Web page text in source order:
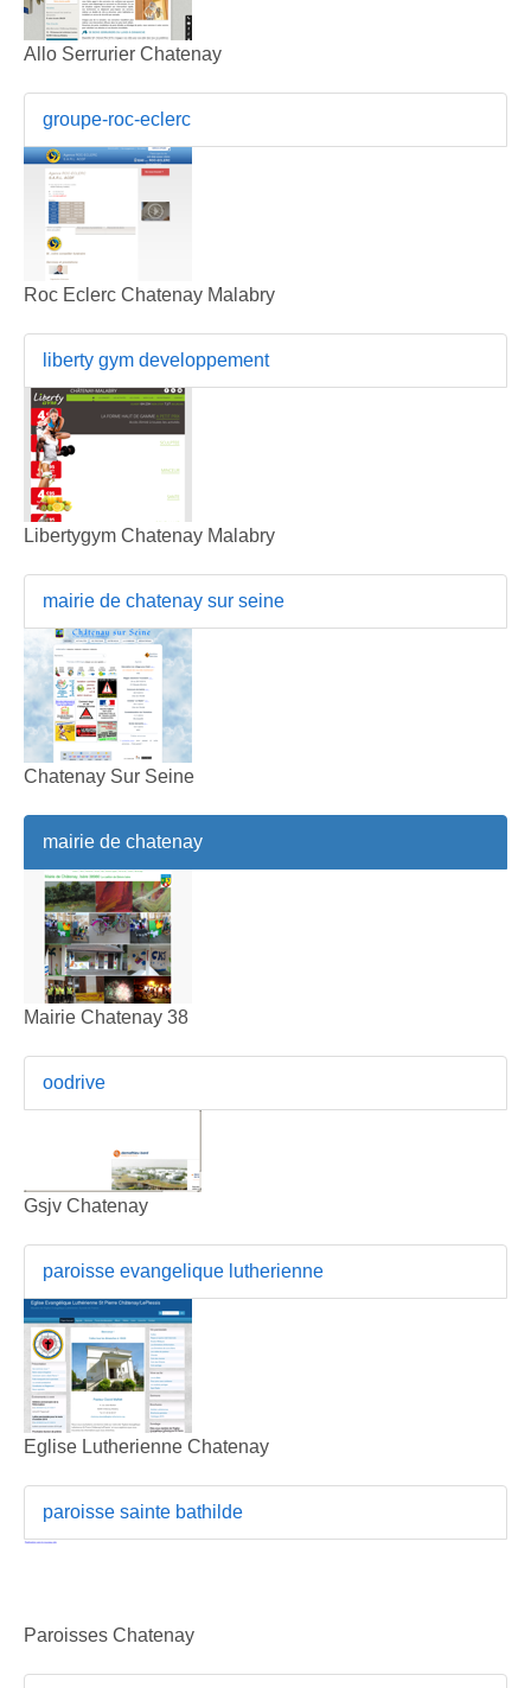
Allo Serrurier Chatenay
groupe-roc-eclerc
Roc Eclerc Chatenay Malabry
liberty gym developpement
Libertygym Chatenay Malabry
mairie de chatenay sur seine
Chatenay Sur Seine
mairie de chatenay
Mairie Chatenay 38
oodrive
Gsjv Chatenay
paroisse evangelique lutherienne
Eglise Lutherienne Chatenay
paroisse sainte bathilde
Paroisses Chatenay